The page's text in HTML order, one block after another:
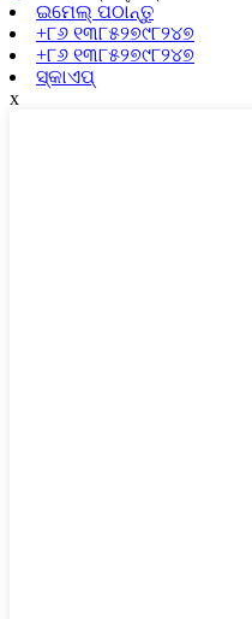
ଇମେଲ୍ ପଠାନ୍ତୁ
+୮୬ ୧୩୮୫୨୭୯୮୨୪୭
+୮୬ ୧୩୮୫୨୭୯୮୨୪୭
ସ୍କାଏପ୍
x